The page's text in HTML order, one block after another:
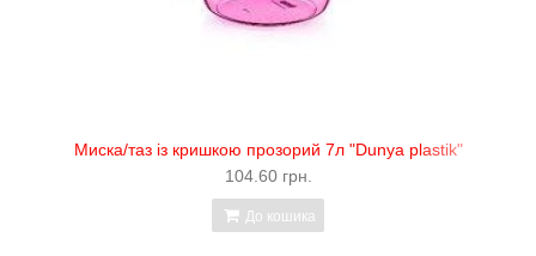
Миска/таз із кришкою прозорий 7л "Dunya plastik"
104.60 грн.
До кошика